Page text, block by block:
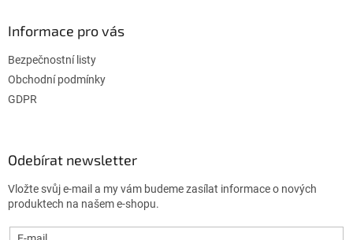
Informace pro vás
Bezpečnostní listy
Obchodní podmínky
GDPR
Odebírat newsletter
Vložte svůj e-mail a my vám budeme zasílat informace o nových
produktech na našem e-shopu.